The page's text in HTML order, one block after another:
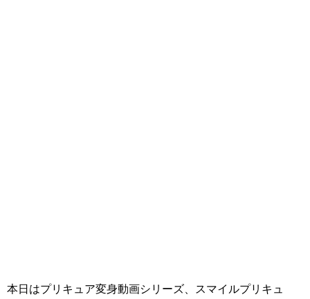
本日はプリキュア変身動画シリーズ、スマイルプリキュ